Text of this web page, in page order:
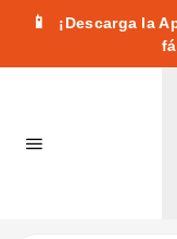
📱
¡Descarga la